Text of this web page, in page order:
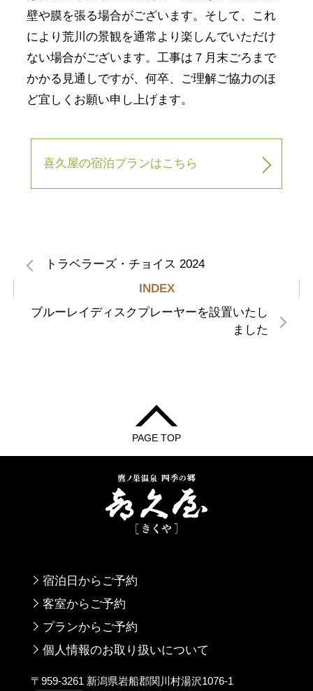
壁や膜を張る場合がございます。そして、これ
により荒川の景観を通常より楽しんでいただけ
ない場合がございます。工事は７月末ごろまで
かかる見通しですが、何卒、ご理解ご協力のほ
ど宜しくお願い申し上げます。
喜久屋の宿泊プランはこちら
トラベラーズ・チョイス 2024
INDEX
ブルーレイディスクプレーヤーを設置いたし
ました
PAGE TOP
宿泊日からご予約
客室からご予約
プランからご予約
個人情報のお取り扱いについて
〒959-3261 新潟県岩船郡関川村湯沢1076-1